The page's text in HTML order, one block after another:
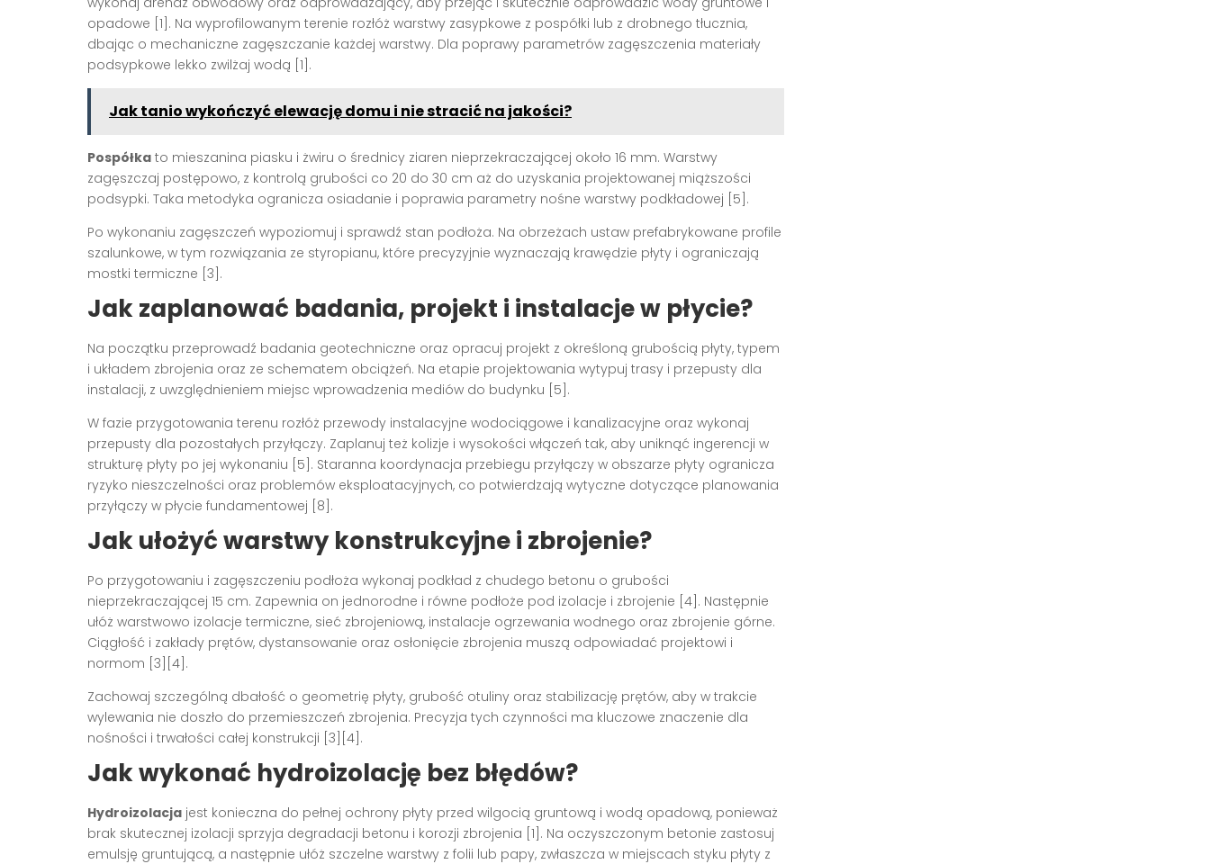
opadowe [1]. Na wyprofilowanym terenie rozłóż warstwy zasypkowe z pospółki lub z drobnego tłucznia,
dbając o mechaniczne zagęszczanie każdej warstwy. Dla poprawy parametrów zagęszczenia materiały
podsypkowe lekko zwilżaj wodą [1].
Jak tanio wykończyć elewację domu i nie stracić na jakości?
Pospółka to mieszanina piasku i żwiru o średnicy ziaren nieprzekraczającej około 16 mm. Warstwy
zagęszczaj postępowo, z kontrolą grubości co 20 do 30 cm aż do uzyskania projektowanej miąższości
podsypki. Taka metodyka ogranicza osiadanie i poprawia parametry nośne warstwy podkładowej [5].
Po wykonaniu zagęszczeń wypoziomuj i sprawdź stan podłoża. Na obrzeżach ustaw prefabrykowane profile
szalunkowe, w tym rozwiązania ze styropianu, które precyzyjnie wyznaczają krawędzie płyty i ograniczają
mostki termiczne [3].
Jak zaplanować badania, projekt i instalacje w płycie?
Na początku przeprowadź badania geotechniczne oraz opracuj projekt z określoną grubością płyty, typem
i układem zbrojenia oraz ze schematem obciążeń. Na etapie projektowania wytypuj trasy i przepusty dla
instalacji, z uwzględnieniem miejsc wprowadzenia mediów do budynku [5].
W fazie przygotowania terenu rozłóż przewody instalacyjne wodociągowe i kanalizacyjne oraz wykonaj
przepusty dla pozostałych przyłączy. Zaplanuj też kolizje i wysokości włączeń tak, aby uniknąć ingerencji w
strukturę płyty po jej wykonaniu [5]. Staranna koordynacja przebiegu przyłączy w obszarze płyty ogranicza
ryzyko nieszczelności oraz problemów eksploatacyjnych, co potwierdzają wytyczne dotyczące planowania
przyłączy w płycie fundamentowej [8].
Jak ułożyć warstwy konstrukcyjne i zbrojenie?
Po przygotowaniu i zagęszczeniu podłoża wykonaj podkład z chudego betonu o grubości
nieprzekraczającej 15 cm. Zapewnia on jednorodne i równe podłoże pod izolacje i zbrojenie [4]. Następnie
ułóż warstwowo izolacje termiczne, sieć zbrojeniową, instalacje ogrzewania wodnego oraz zbrojenie górne.
Ciągłość i zakłady prętów, dystansowanie oraz osłonięcie zbrojenia muszą odpowiadać projektowi i
normom [3][4].
Zachowaj szczególną dbałość o geometrię płyty, grubość otuliny oraz stabilizację prętów, aby w trakcie
wylewania nie doszło do przemieszczeń zbrojenia. Precyzja tych czynności ma kluczowe znaczenie dla
nośności i trwałości całej konstrukcji [3][4].
Jak wykonać hydroizolację bez błędów?
Hydroizolacja jest konieczna do pełnej ochrony płyty przed wilgocią gruntową i wodą opadową, ponieważ
brak skutecznej izolacji sprzyja degradacji betonu i korozji zbrojenia [1]. Na oczyszczonym betonie zastosuj
emulsję gruntującą, a następnie ułóż szczelne warstwy z folii lub papy, zwłaszcza w miejscach styku płyty z